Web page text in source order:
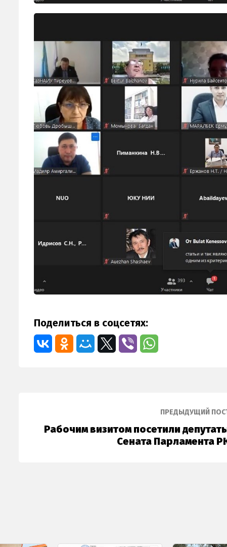
Поделиться в соцсетях:
ПРЕДЫДУЩИЙ
Рабочим визитом посетили
Сената Парламента